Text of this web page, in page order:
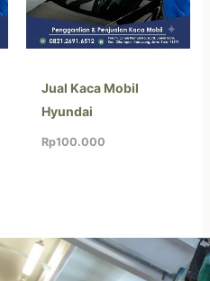
Jual Kaca Mobil
Hyundai
Rp100.000